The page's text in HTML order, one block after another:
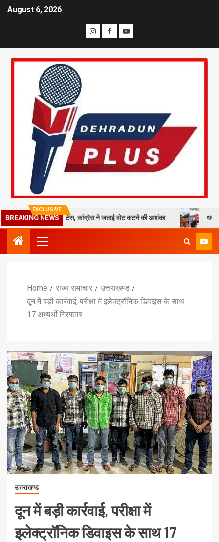
August 6, 2026
EXCLUSIVE
BREAKING NEWS
को नोटिस, कांग्रेस ने जताई वोट कटने की आशंका धराली आपदा की
Home राज्य समाचार
उत्तराखण्ड
दून में बड़ी कार्रवाई, परीक्षा में इलेक्ट्रॉनिक डिवाइस के साथ
17 अभ्यर्थी गिरफ्तार
उत्तराखण्ड
दून में बड़ी कार्रवाई, परीक्षा में
इलेक्ट्रॉनिक डिवाइस के साथ 17